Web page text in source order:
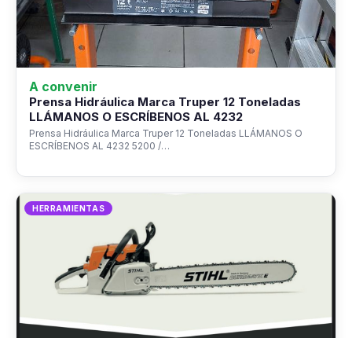
A convenir
Prensa Hidráulica Marca Truper 12 Toneladas
LLÁMANOS O ESCRÍBENOS AL 4232
Prensa Hidráulica Marca Truper 12 Toneladas LLÁMANOS O
ESCRÍBENOS AL 4232 5200 /…
HERRAMIENTAS